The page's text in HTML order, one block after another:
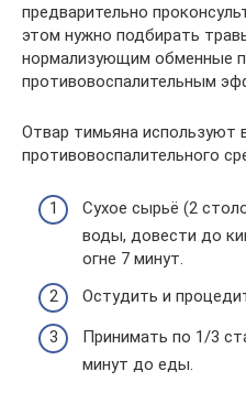
предварительно
этом нужно подбирать
нормализующим обменные
противовоспалительным
Отвар тимьяна используют
противовоспалительного
Сухое сырьё (2
воды, довести до
огне 7 минут.
Остудить и
Принимать по 1/3
минут до еды.